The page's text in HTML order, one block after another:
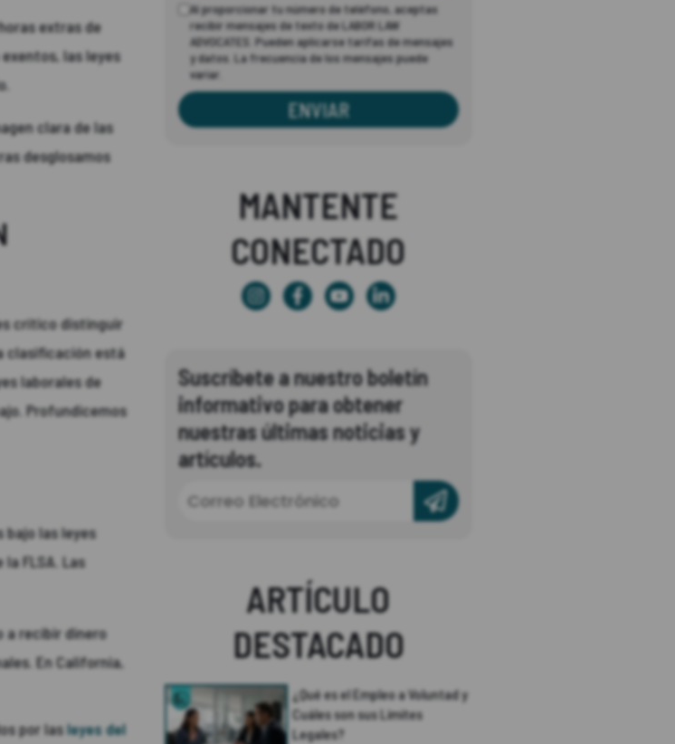
extras de
las leyes
clara de las
desglosamos
crítico distinguir
clasificación está
laborales de
Profundicemos
bajo las leyes
FLSA. Las
a recibir dinero
En California,
por lasleyes del
Al proporcionar tu número de teléfono, aceptas
recibir mensajes de texto de LABOR LAW
ADVOCATES. Pueden aplicarse tarifas de mensajes
y datos. La frecuencia de los mensajes puede
variar.
ENVIAR
MANTENTE
CONECTADO
Suscríbete a nuestro boletín
informativo para obtener
nuestras últimas noticias y
artículos.
ARTÍCULO
DESTACADO
¿Qué es el Empleo a Voluntad y
Cuáles son sus Límites
Legales?